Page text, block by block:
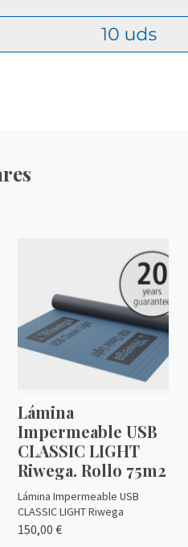
Lámina
Impermeable USB
CLASSIC LIGHT
Riwega. Rollo 75m2
Lámina Impermeable USB
CLASSIC LIGHT Riwega
150,00 €